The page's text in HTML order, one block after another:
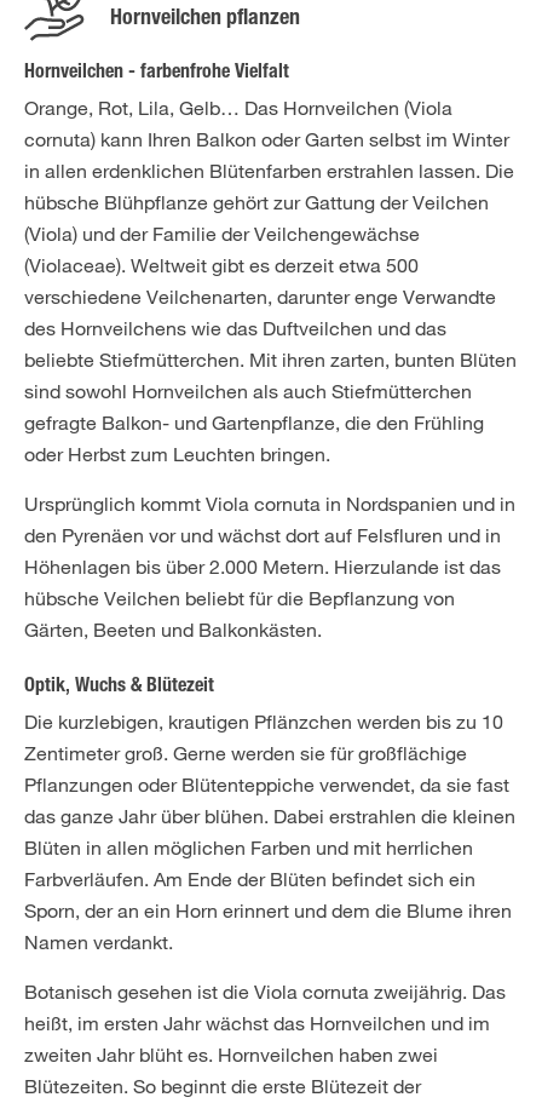
Hornveilchen pflanzen
Hornveilchen - farbenfrohe Vielfalt
Orange, Rot, Lila, Gelb… Das Hornveilchen (Viola
cornuta) kann Ihren Balkon oder Garten selbst im Winter
in allen erdenklichen Blütenfarben erstrahlen lassen. Die
hübsche Blühpflanze gehört zur Gattung der Veilchen
(Viola) und der Familie der Veilchengewächse
(Violaceae). Weltweit gibt es derzeit etwa 500
verschiedene Veilchenarten, darunter enge Verwandte
des Hornveilchens wie das Duftveilchen und das
beliebte Stiefmütterchen. Mit ihren zarten, bunten Blüten
sind sowohl Hornveilchen als auch Stiefmütterchen
gefragte Balkon- und Gartenpflanze, die den Frühling
oder Herbst zum Leuchten bringen.
Ursprünglich kommt Viola cornuta in Nordspanien und in
den Pyrenäen vor und wächst dort auf Felsfluren und in
Höhenlagen bis über 2.000 Metern. Hierzulande ist das
hübsche Veilchen beliebt für die Bepflanzung von
Gärten, Beeten und Balkonkästen.
Optik, Wuchs & Blütezeit
Die kurzlebigen, krautigen Pflänzchen werden bis zu 10
Zentimeter groß. Gerne werden sie für großflächige
Pflanzungen oder Blütenteppiche verwendet, da sie fast
das ganze Jahr über blühen. Dabei erstrahlen die kleinen
Blüten in allen möglichen Farben und mit herrlichen
Farbverläufen. Am Ende der Blüten befindet sich ein
Sporn, der an ein Horn erinnert und dem die Blume ihren
Namen verdankt.
Botanisch gesehen ist die Viola cornuta zweijährig. Das
heißt, im ersten Jahr wächst das Hornveilchen und im
zweiten Jahr blüht es. Hornveilchen haben zwei
Blütezeiten. So beginnt die erste Blütezeit der